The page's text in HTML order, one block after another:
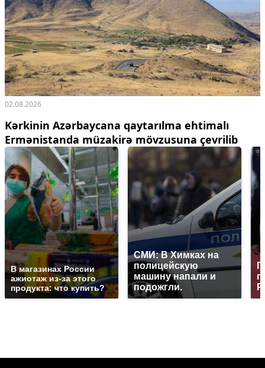
02.08.2026
Kərkinin Azərbaycana qaytarılma ehtimalı
Ermənistanda müzakirə mövzusuna çevrilib
В магазинах России
ажиотаж из-за этого
продукта: что купить?
СМИ: В Химках на
полицейскую
машину напали и
подожгли.